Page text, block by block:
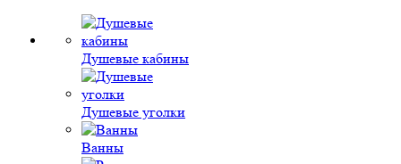
Душевые кабины
Душевые уголки
Ванны